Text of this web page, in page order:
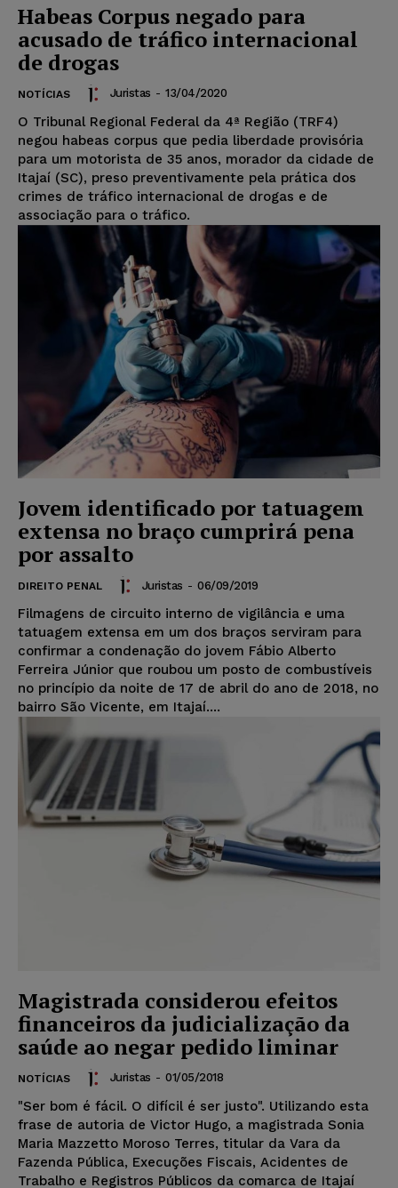
Habeas Corpus negado para
acusado de tráfico internacional
de drogas
NOTÍCIAS Juristas - 13/04/2020
O Tribunal Regional Federal da 4ª Região (TRF4)
negou habeas corpus que pedia liberdade provisória
para um motorista de 35 anos, morador da cidade de
Itajaí (SC), preso preventivamente pela prática dos
crimes de tráfico internacional de drogas e de
associação para o tráfico.
Jovem identificado por tatuagem
extensa no braço cumprirá pena
por assalto
DIREITO PENAL Juristas - 06/09/2019
Filmagens de circuito interno de vigilância e uma
tatuagem extensa em um dos braços serviram para
confirmar a condenação do jovem Fábio Alberto
Ferreira Júnior que roubou um posto de combustíveis
no princípio da noite de 17 de abril do ano de 2018, no
bairro São Vicente, em Itajaí....
Magistrada considerou efeitos
financeiros da judicialização da
saúde ao negar pedido liminar
NOTÍCIAS Juristas - 01/05/2018
"Ser bom é fácil. O difícil é ser justo". Utilizando esta
frase de autoria de Victor Hugo, a magistrada Sonia
Maria Mazzetto Moroso Terres, titular da Vara da
Fazenda Pública, Execuções Fiscais, Acidentes de
Trabalho e Registros Públicos da comarca de Itajaí